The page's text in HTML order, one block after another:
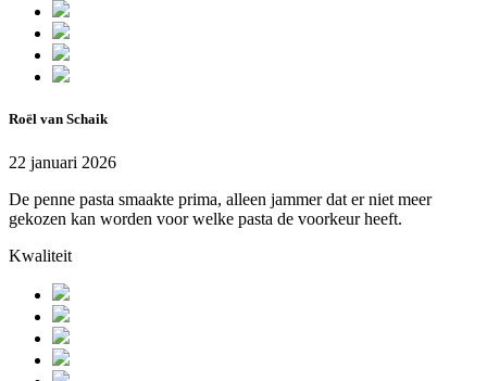
Roël van Schaik
22 januari 2026
De penne pasta smaakte prima, alleen jammer dat er niet meer
gekozen kan worden voor welke pasta de voorkeur heeft.
Kwaliteit